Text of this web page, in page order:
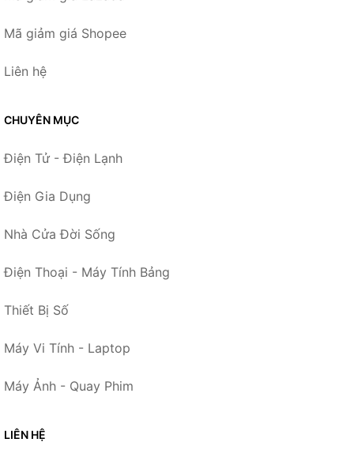
Mã giảm giá Shopee
Liên hệ
CHUYÊN MỤC
Điện Tử - Điện Lạnh
Điện Gia Dụng
Nhà Cửa Đời Sống
Điện Thoại - Máy Tính Bảng
Thiết Bị Số
Máy Vi Tính - Laptop
Máy Ảnh - Quay Phim
LIÊN HỆ